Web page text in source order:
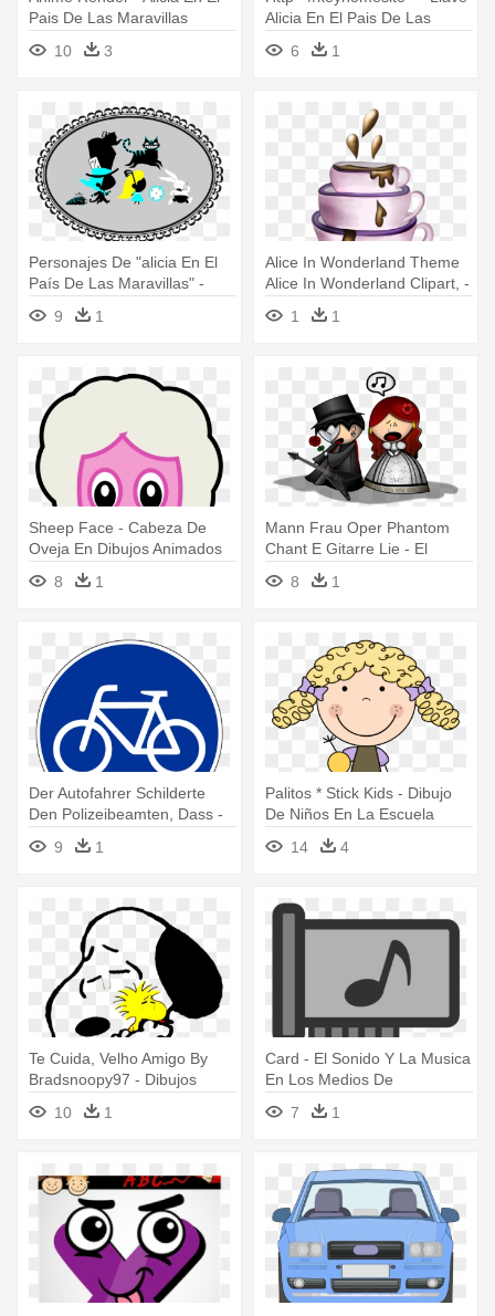
Pais De Las Maravillas
10 3
Alicia En El Pais De Las
Maravillas
6 1
Personajes De "alicia En El
País De Las Maravillas" -
Png Alicia En El Pais De Las
Maravillas
9 1
Alice In Wonderland Theme
Alice In Wonderland Clipart, -
Alicia En El Pais De Las
Maravillas Tazas Png
1 1
Sheep Face - Cabeza De
Oveja En Dibujos Animados
8
1
Mann Frau Oper Phantom
Chant E Gitarre Lie - El
Fantasma De La Opera
Dibujo
8 1
Der Autofahrer Schilderte
Den Polizeibeamten, Dass -
Dibujos De Las Señales De
Transito En Caricatura
9 1
Palitos * Stick Kids - Dibujo
De Niños En La Escuela
14 4
Te Cuida, Velho Amigo By
Bradsnoopy97 - Dibujos
Animados De La Autoestima
10 1
Card - El Sonido Y La Musica
En Los Medios De
Comunicacion
7 1